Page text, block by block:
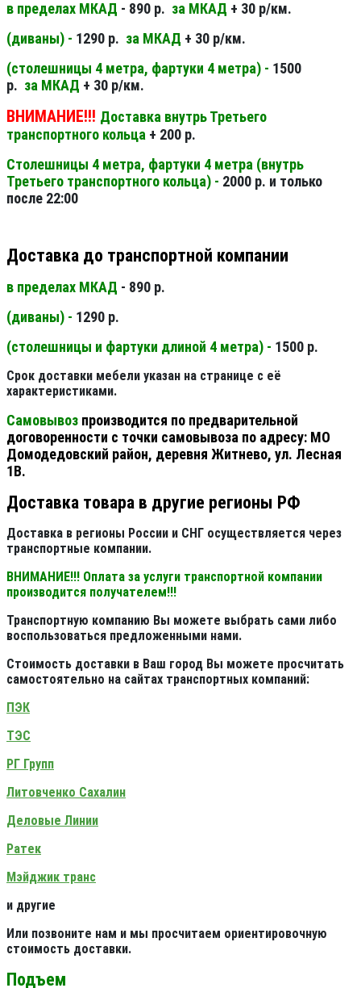
в пределах МКАД - 890 р. за МКАД + 30 р/км.
(диваны) - 1290 р. за МКАД + 30 р/км.
(столешницы 4 метра, фартуки 4 метра) - 1500
р. за МКАД + 30 р/км.
ВНИМАНИЕ!!! Доставка внутрь Третьего
транспортного кольца + 200 р.
Столешницы 4 метра, фартуки 4 метра (внутрь
Третьего транспортного кольца) - 2000 р. и только
после 22:00
Доставка до транспортной компании
в пределах МКАД - 890 р.
(диваны) - 1290 р.
(столешницы и фартуки длиной 4 метра) - 1500 р.
Срок доставки мебели указан на странице с её
характеристиками.
Самовывоз производится по предварительной
договоренности с точки самовывоза по адресу: МО
Домодедовский район, деревня Житнево, ул. Лесная
1В.
Доставка товара в другие регионы РФ
Доставка в регионы России и СНГ осуществляется через
транспортные компании.
ВНИМАНИЕ!!! Оплата за услуги транспортной компании
производится получателем!!!
Транспортную компанию Вы можете выбрать сами либо
воспользоваться предложенными нами.
Стоимость доставки в Ваш город Вы можете просчитать
самостоятельно на сайтах транспортных компаний:
ПЭК
ТЭС
РГ Групп
Литовченко Сахалин
Деловые Линии
Ратек
Мэйджик транс
и другие
Или позвоните нам и мы просчитаем ориентировочную
стоимость доставки.
Подъем